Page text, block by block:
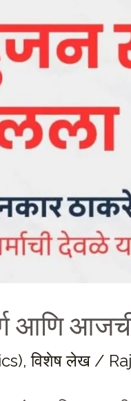
आणि
,विशेष लेख /